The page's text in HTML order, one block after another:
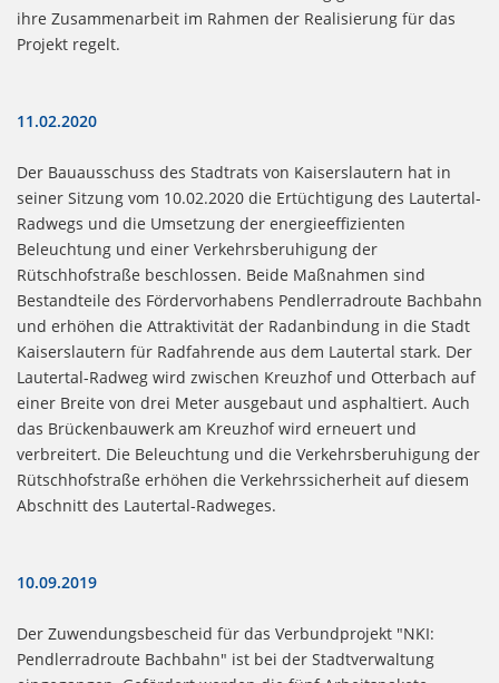
ihre Zusammenarbeit im Rahmen der Realisierung für das
Projekt regelt.
11.02.2020
Der Bauausschuss des Stadtrats von Kaiserslautern hat in
seiner Sitzung vom 10.02.2020 die Ertüchtigung des Lautertal-
Radwegs und die Umsetzung der energieeffizienten
Beleuchtung und einer Verkehrsberuhigung der
Rütschhofstraße beschlossen. Beide Maßnahmen sind
Bestandteile des Fördervorhabens Pendlerradroute Bachbahn
und erhöhen die Attraktivität der Radanbindung in die Stadt
Kaiserslautern für Radfahrende aus dem Lautertal stark. Der
Lautertal-Radweg wird zwischen Kreuzhof und Otterbach auf
einer Breite von drei Meter ausgebaut und asphaltiert. Auch
das Brückenbauwerk am Kreuzhof wird erneuert und
verbreitert. Die Beleuchtung und die Verkehrsberuhigung der
Rütschhofstraße erhöhen die Verkehrssicherheit auf diesem
Abschnitt des Lautertal-Radweges.
10.09.2019
Der Zuwendungsbescheid für das Verbundprojekt "NKI:
Pendlerradroute Bachbahn" ist bei der Stadtverwaltung